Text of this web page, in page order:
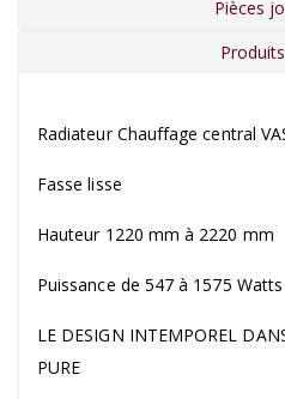
Pièces
Radiateur Chauffage central
Fasse lisse
Hauteur 1220 mm à 2220 mm
Puissance de 547 à 1575 Watts
LE DESIGN INTEMPOREL
PURE